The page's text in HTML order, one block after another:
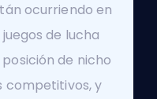
ocurriendo en
de lucha
de nicho
competitivos, y